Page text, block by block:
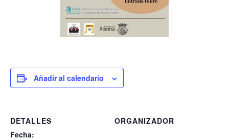
Añadir al calendario
DETALLES
Fecha:
ORGANIZADOR